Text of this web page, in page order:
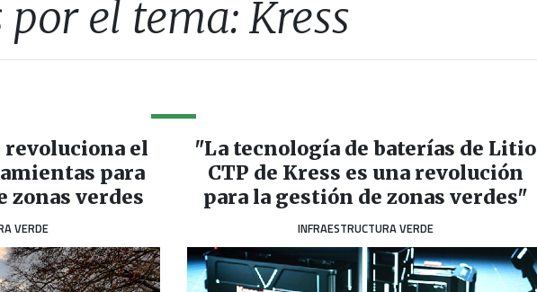
el tema: Kress
el
para
verdes
VERDE
"La tecnología de baterías de Litio
CTP de Kress es una revolución
para la gestión de zonas verdes"
INFRAESTRUCTURA VERDE